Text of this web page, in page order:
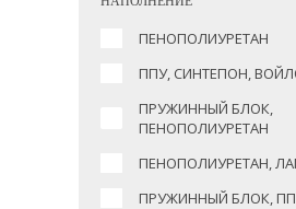
ПЕНОПОЛИУРЕТАН
ППУ, СИНТЕПОН,
ПРУЖИННЫЙ БЛОК,
ПЕНОПОЛИУРЕТАН
ПЕНОПОЛИУРЕТАН,
ПРУЖИННЫЙ БЛОК,